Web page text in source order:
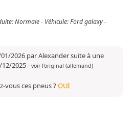
Normale - Véhicule: Ford galaxy -
2026 par Alexander suite à une
2025- voir l'original (allemand)
vous ces pneus ?OUI